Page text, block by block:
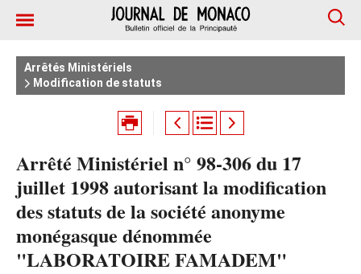
Arrêtés Ministériels
Modification de statuts
Arrêté Ministériel n° 98-306 du 17
juillet 1998 autorisant la modification
des statuts de la société anonyme
monégasque dénommée
"LABORATOIRE FAMADEM"